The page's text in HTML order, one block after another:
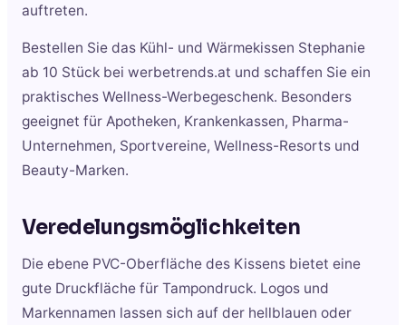
auftreten.
Bestellen Sie das Kühl- und Wärmekissen Stephanie
ab 10 Stück bei werbetrends.at und schaffen Sie ein
praktisches Wellness-Werbegeschenk. Besonders
geeignet für Apotheken, Krankenkassen, Pharma-
Unternehmen, Sportvereine, Wellness-Resorts und
Beauty-Marken.
Veredelungsmöglichkeiten
Die ebene PVC-Oberfläche des Kissens bietet eine
gute Druckfläche für Tampondruck. Logos und
Markennamen lassen sich auf der hellblauen oder